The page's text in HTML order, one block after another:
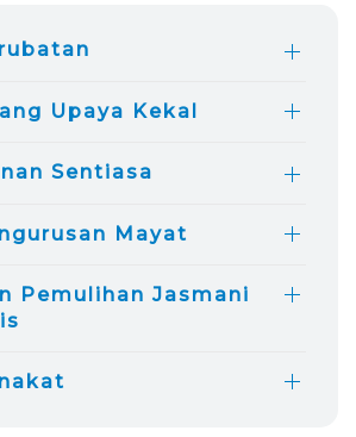
Upaya Kekal
Sentiasa
Mayat
Pemulihan Jasmani